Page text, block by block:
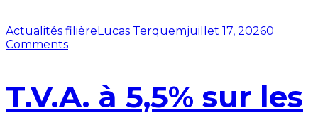
Actualités filièreLucas Terquemjuillet 17, 20260
Comments
T.V.A. à 5,5% sur les